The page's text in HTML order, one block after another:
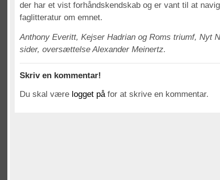
der har et vist forhåndskendskab og er vant til at
faglitteratur om emnet.
Anthony Everitt, Kejser Hadrian og Roms triumf, Nyt
sider, oversættelse Alexander Meinertz.
Skriv en kommentar!
Du skal være logget påfor at skrive en kommentar.